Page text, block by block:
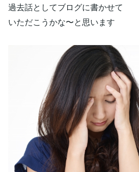
過去話としてブログに書かせて
いただこうかな〜と思います